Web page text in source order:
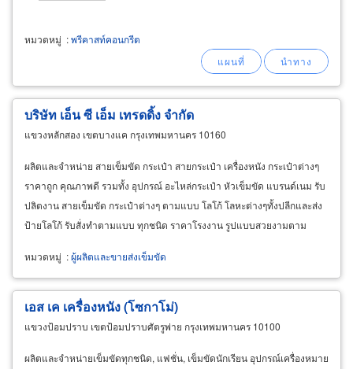
หมวดหมู่ :พรีคาสท์คอนกรีต
บริษัท เอ็น ซี เอ็ม เทรดดิ้ง จำกัด
แขวงหลักสอง เขตบางแค กรุงเทพมหานคร 10160
ผลิตและจำหน่าย สายเข็มขัด กระเป๋า สายกระเป๋า เครื่องหนัง กระเป๋าต่างๆ
ราคาถูก คุณภาพดี รวมทั้ง อุปกรณ์ อะไหล่กระเป๋า หัวเข็มขัด แบรนด์เนม รับ
ปลิตงาน สายเข็มขัด กระเป๋าต่างๆ ตามแบบ โลโก้ โลหะต่างๆทั้งปลีกและส่ง
ป้ายโลโก้ รับสั่งทำตามแบบ ทุกชนิด ราคาโรงงาน รูปแบบสวยงามตาม
หมวดหมู่ :ผู้ผลิตและขายส่งเข็มขัด
เอส เค เครื่องหนัง (โซกาโม่)
แขวงป้อมปราบ เขตป้อมปราบศัตรูพ่าย กรุงเทพมหานคร 10100
ผลิตและจำหน่ายเข็มขัดทุกชนิด, แฟชั่น, เข็มขัดนักเรียน อุปกรณ์เครื่องหมาย